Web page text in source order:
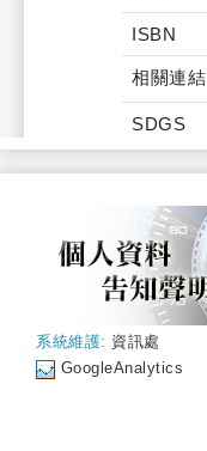
ISBN
相關連結
SDGS
系統維護: 資訊處
GoogleAnalytics